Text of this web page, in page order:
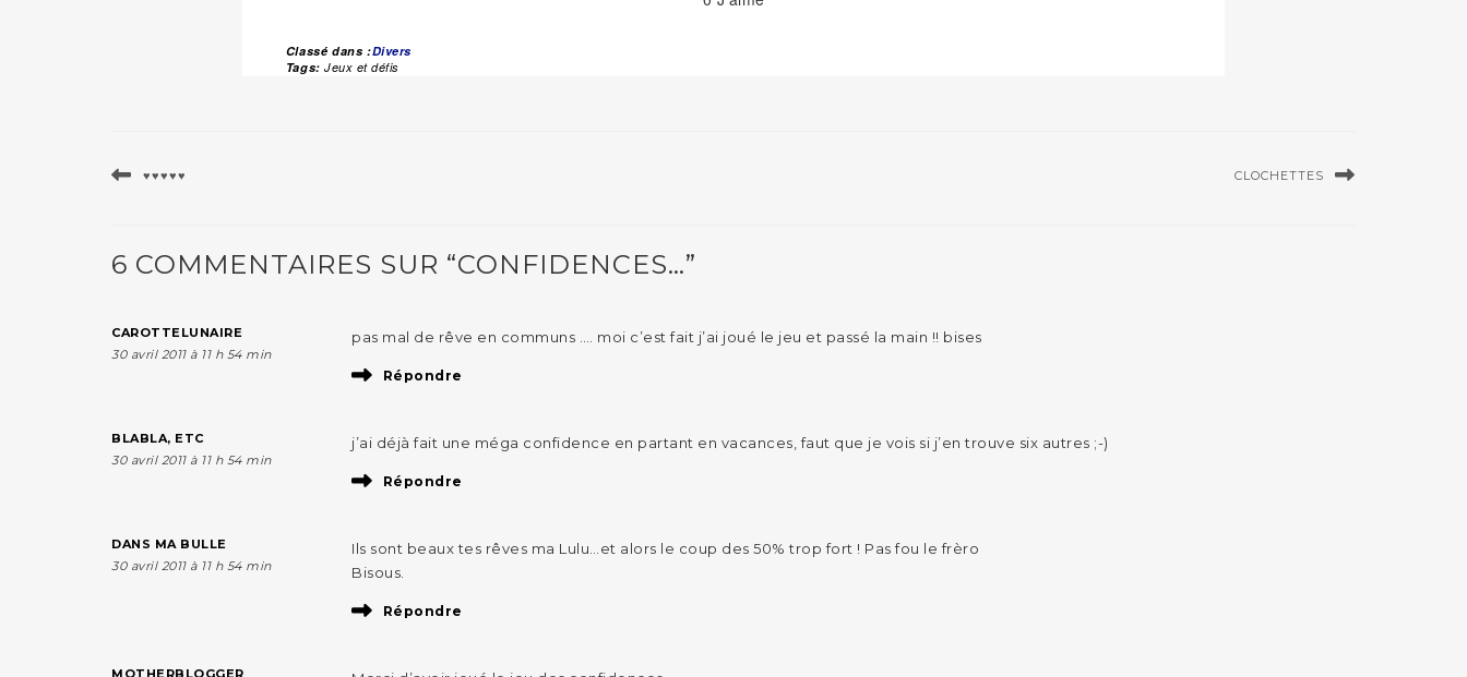
Classé dans :Divers
Tags:Jeux et défis
♥♥♥♥♥ CLOCHETTES
6 COMMENTAIRES SUR “CONFIDENCES…”
CAROTTELUNAIRE
30 avril 2011 à 11 h 54 min
pas mal de rêve en communs …. moi c’est fait j’ai joué le jeu et passé la main !! bises
Répondre
BLABLA, ETC
30 avril 2011 à 11 h 54 min
j’ai déjà fait une méga confidence en partant en vacances, faut que je vois si j’en trouve six autres ;-)
Répondre
DANS MA BULLE
30 avril 2011 à 11 h 54 min
Ils sont beaux tes rêves ma Lulu…et alors le coup des 50% trop fort ! Pas fou le frèro
Bisous.
Répondre
MOTHERBLOGGER